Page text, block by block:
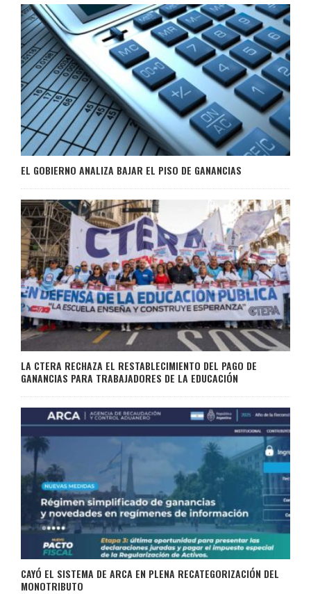
EL GOBIERNO ANALIZA BAJAR EL PISO DE GANANCIAS
LA CTERA RECHAZA EL RESTABLECIMIENTO DEL PAGO DE
GANANCIAS PARA TRABAJADORES DE LA EDUCACIÓN
CAYÓ EL SISTEMA DE ARCA EN PLENA RECATEGORIZACIÓN DEL
MONOTRIBUTO